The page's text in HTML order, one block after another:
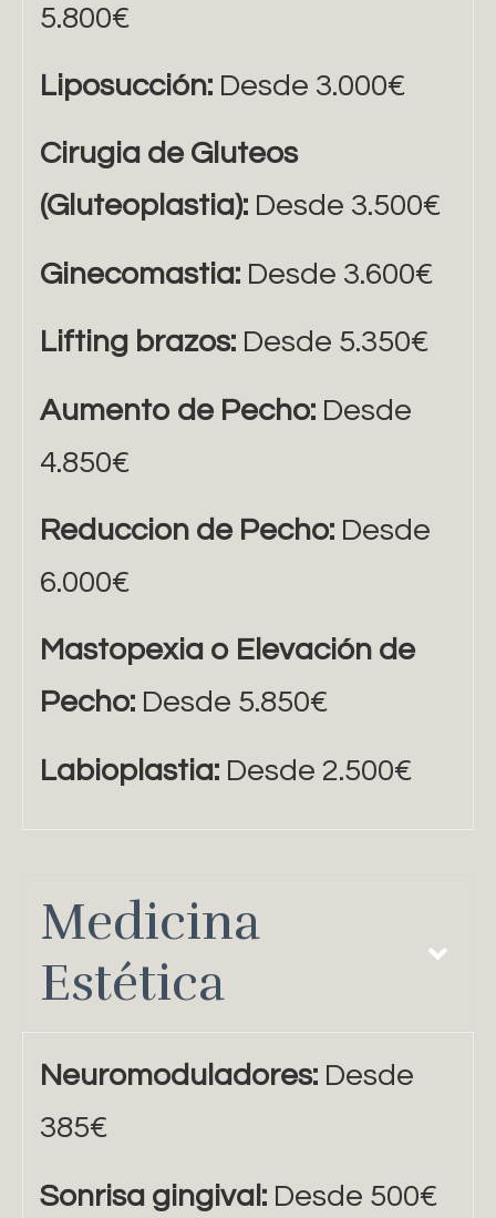
5.800€
Liposucción: Desde 3.000€
Cirugia de Gluteos
(Gluteoplastia): Desde 3.500€
Ginecomastia: Desde 3.600€
Lifting brazos: Desde 5.350€
Aumento de Pecho: Desde
4.850€
Reduccion de Pecho: Desde
6.000€
Mastopexia o Elevación de
Pecho: Desde 5.850€
Labioplastia: Desde 2.500€
Medicina
Estética
Neuromoduladores: Desde
385€
Sonrisa gingival: Desde 500€